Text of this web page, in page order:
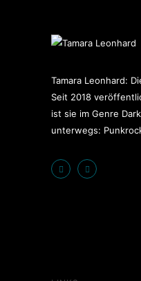
Tamara Leonhard:
Seit 2018
ist sie im Genre
unterwegs: